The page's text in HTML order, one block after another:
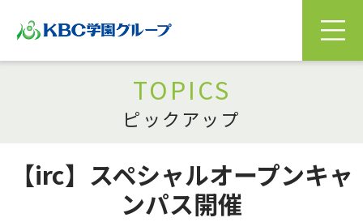
TOPICS
ピックアップ
【irc】スペシャルオープンキャ
ンパス開催